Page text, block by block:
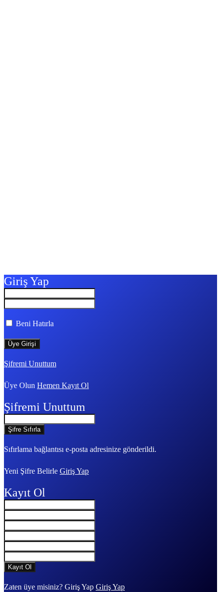
Giriş Yap
Beni Hatırla
Şifremi Unuttum
Üye Olun Hemen Kayıt Ol
Şifremi Unuttum
Sıfırlama bağlantısı e-posta adresinize gönderildi.
Yeni Şifre Belirle Giriş Yap
Kayıt Ol
Zaten üye misiniz? Giriş Yap Giriş Yap